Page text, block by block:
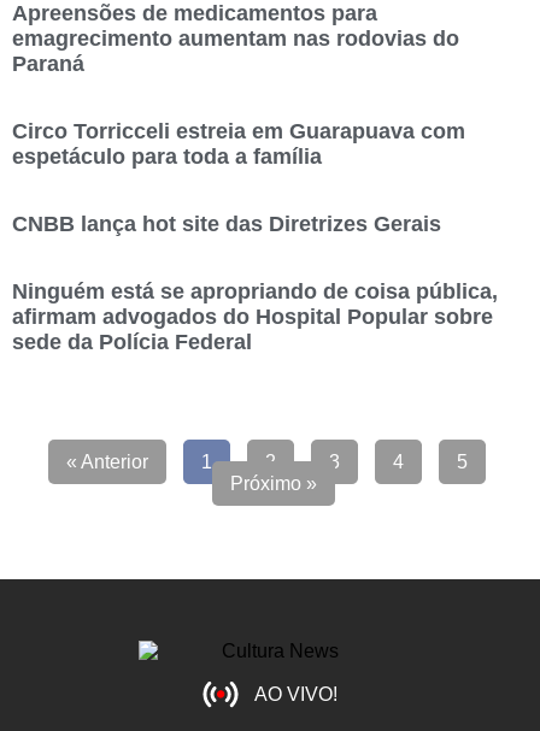
Apreensões de medicamentos para
emagrecimento aumentam nas rodovias do
Paraná
Circo Torricceli estreia em Guarapuava com
espetáculo para toda a família
CNBB lança hot site das Diretrizes Gerais
Ninguém está se apropriando de coisa pública,
afirmam advogados do Hospital Popular sobre
sede da Polícia Federal
« Anterior 1 2 3 4
5
Próximo »
AO VIVO!